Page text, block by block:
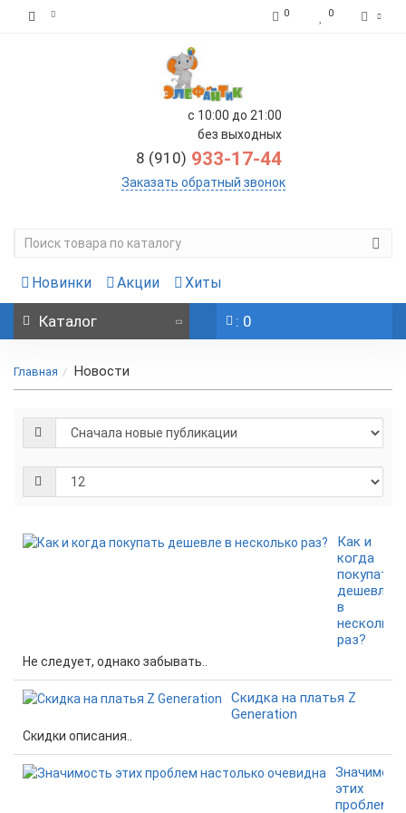
0 0
с 10:00 до 21:00
без выходных
8 (910) 933-17-44
Заказать обратный звонок
Новинки Акции Хиты
Каталог : 0
Главная Новости
Как и
когда
покупать
дешевле
в
несколько
раз?
Не следует, однако забывать..
Скидка на платья Z
Generation
Скидки описания..
этих
проблем